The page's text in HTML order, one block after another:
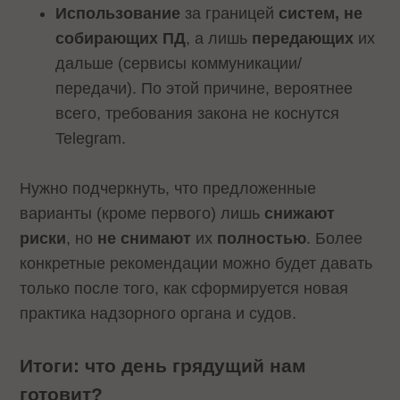
Использование за границей систем, не
собирающих ПД, а лишь передающих их
дальше (сервисы коммуникации/
передачи). По этой причине, вероятнее
всего, требования закона не коснутся
Telegram.
Нужно подчеркнуть, что предложенные
варианты (кроме первого) лишь снижают
риски, но не снимают их полностью. Более
конкретные рекомендации можно будет давать
только после того, как сформируется новая
практика надзорного органа и судов.
Итоги: что день грядущий нам
готовит?